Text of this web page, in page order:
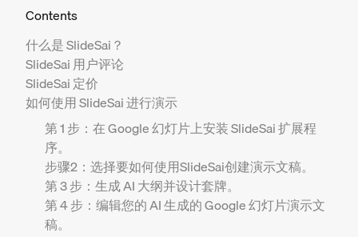
Contents
‍什么是 SlideSai？
SlideSai 用户评论
SlideSai 定价
如何使用 SlideSai 进行演示
第 1 步：在 Google 幻灯片上安装 SlideSai 扩展程
序。
步骤2：选择要如何使用SlideSai创建演示文稿。
第 3 步：生成 AI 大纲并设计套牌。
第 4 步：编辑您的 AI 生成的 Google 幻灯片演示文
稿。